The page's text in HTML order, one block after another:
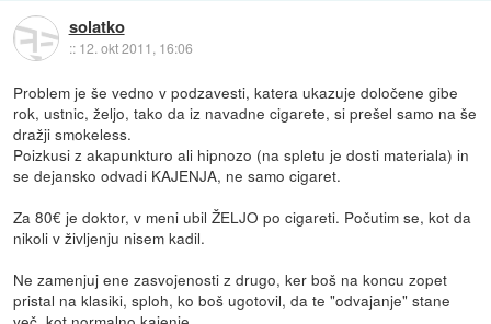
solatko
:: 12. okt 2011, 16:06
Problem je še vedno v podzavesti, katera ukazuje določene gibe
rok, ustnic, željo, tako da iz navadne cigarete, si prešel samo na še
dražji smokeless.
Poizkusi z akapunkturo ali hipnozo (na spletu je dosti materiala) in
se dejansko odvadi KAJENJA, ne samo cigaret.
Za 80€ je doktor, v meni ubil ŽELJO po cigareti. Počutim se, kot da
nikoli v življenju nisem kadil.
Ne zamenjuj ene zasvojenosti z drugo, ker boš na koncu zopet
pristal na klasiki, sploh, ko boš ugotovil, da te "odvajanje" stane